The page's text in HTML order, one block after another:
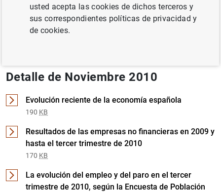
Noviembre 2010 (1MB)
Detalle de Noviembre 2010
Evolución reciente de la economía española
190 KB
Resultados de las empresas no financieras en 2009 y
hasta el tercer trimestre de 2010
170 KB
La evolución del empleo y del paro en el tercer
trimestre de 2010, según la Encuesta de Población
usted acepta las cookies de dichos terceros y
sus correspondientes políticas de privacidad y
de cookies.